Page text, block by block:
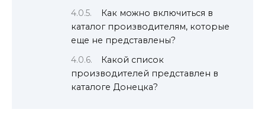
Как можно включиться в
каталог производителям, которые
еще не представлены?
Какой список
производителей представлен в
каталоге Донецка?